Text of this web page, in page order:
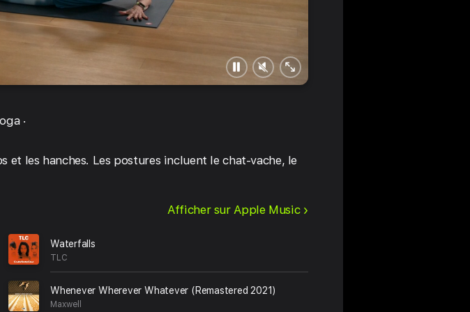
MettreActiverPlein
les hanches. Les postures incluent le chat-vache, le
Afficher sur Apple Music
Waterfalls
TLC
Whenever Wherever Whatever (Remastered 2021)
Maxwell